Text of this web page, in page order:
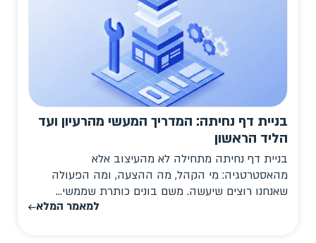
בניית דף נחיתה: המדריך המעשי מהרעיון ועד
הליד הראשון
בניית דף נחיתה מתחילה לא מהעיצוב אלא
מהאסטרטגיה: מי הקהל, מה ההצעה, ומה הפעולה
שאנחנו רוצים שיעשה. משם בונים כותרת שממשי...
למאמר המלא